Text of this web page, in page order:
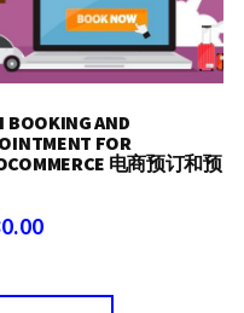
序
BOOKING AND
FOR
电商预订和预